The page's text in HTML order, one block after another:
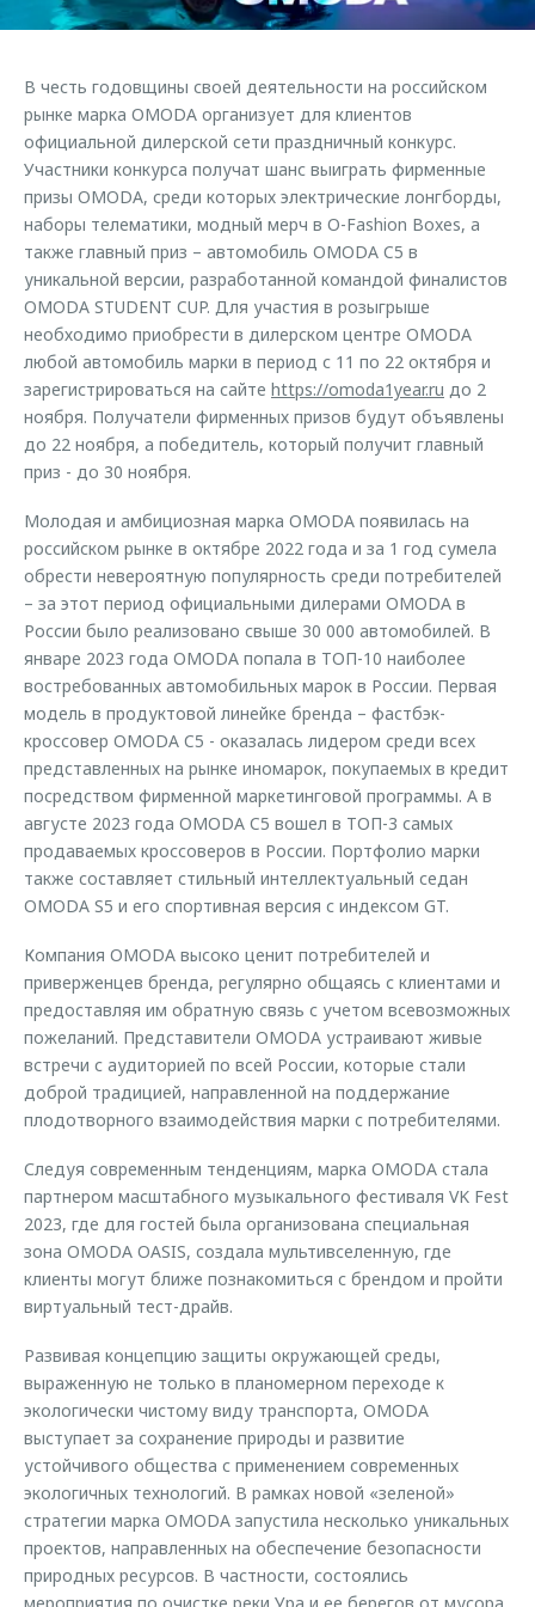
Страхование
Аксессуары
Одежда и сувениры
Оригинальные аксессуары
Запчасти
Трейд-ин
Калькулятор трейд-ин
Дополнительная техническая поддержка
Клиентская поддержка
O&J Автоклуб
Клуб владельцев OMODA
Приложение O&J
Аксессуары
Одежда и сувениры
Оригинальные аксессуары
Запчасти
Обратная связь
В честь годовщины своей деятельности на российском
рынке марка OMODA организует для клиентов
официальной дилерской сети праздничный конкурс.
Участники конкурса получат шанс выиграть фирменные
призы OMODA, среди которых электрические лонгборды,
наборы телематики, модный мерч в O-Fashion Boxes, а
также главный приз – автомобиль OMODA C5 в
уникальной версии, разработанной командой финалистов
OMODA STUDENT CUP. Для участия в розыгрыше
необходимо приобрести в дилерском центре OMODA
любой автомобиль марки в период с 11 по 22 октября и
зарегистрироваться на сайте https://omoda1year.ru до 2
ноября. Получатели фирменных призов будут объявлены
до 22 ноября, а победитель, который получит главный
приз - до 30 ноября.
Молодая и амбициозная марка OMODA появилась на
российском рынке в октябре 2022 года и за 1 год сумела
обрести невероятную популярность среди потребителей
– за этот период официальными дилерами OMODA в
России было реализовано свыше 30 000 автомобилей. В
январе 2023 года OMODA попала в ТОП-10 наиболее
востребованных автомобильных марок в России. Первая
модель в продуктовой линейке бренда – фастбэк-
кроссовер OMODA C5 - оказалась лидером среди всех
представленных на рынке иномарок, покупаемых в кредит
посредством фирменной маркетинговой программы. А в
августе 2023 года OMODA C5 вошел в ТОП-3 самых
продаваемых кроссоверов в России. Портфолио марки
также составляет стильный интеллектуальный седан
OMODA S5 и его спортивная версия с индексом GT.
Компания OMODA высоко ценит потребителей и
приверженцев бренда, регулярно общаясь с клиентами и
предоставляя им обратную связь с учетом всевозможных
пожеланий. Представители OMODA устраивают живые
встречи с аудиторией по всей России, которые стали
доброй традицией, направленной на поддержание
плодотворного взаимодействия марки с потребителями.
Следуя современным тенденциям, марка OMODA стала
партнером масштабного музыкального фестиваля VK Fest
2023, где для гостей была организована специальная
зона OMODA OASIS, создала мультивселенную, где
клиенты могут ближе познакомиться с брендом и пройти
виртуальный тест-драйв.
Развивая концепцию защиты окружающей среды,
выраженную не только в планомерном переходе к
экологически чистому виду транспорта, OMODA
выступает за сохранение природы и развитие
устойчивого общества с применением современных
экологичных технологий. В рамках новой «зеленой»
стратегии марка OMODA запустила несколько уникальных
проектов, направленных на обеспечение безопасности
природных ресурсов. В частности, состоялись